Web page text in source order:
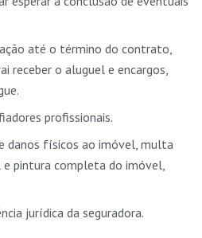
até o término do contrato,
receber o aluguel e encargos,
profissionais.
danos físicos ao imóvel, multa
pintura completa do imóvel,
jurídica da seguradora.